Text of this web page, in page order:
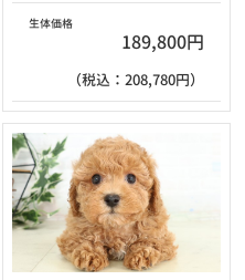
生体価格
189,800円
（税込：208,780円）